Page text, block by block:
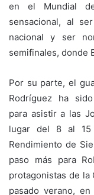
en el Mundial
sensacional, al
nacional y ser
semifinales, donde
Por su parte, el
Rodríguez ha
para asistir a las
lugar del 8 al
Rendimiento de
paso más para
protagonistas de la
pasado verano,